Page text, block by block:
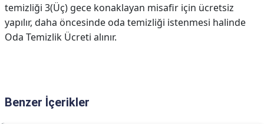
temizliği 3(Üç) gece konaklayan misafir için ücretsiz
yapılır, daha öncesinde oda temizliği istenmesi halinde
Oda Temizlik Ücreti alınır.
Benzer İçerikler